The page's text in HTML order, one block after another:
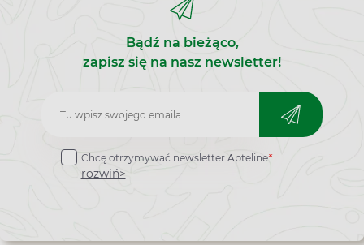
Bądź na bieżąco,
zapisz się na nasz newsletter!
Zapisz
do
newslettera
Chcę otrzymywać newsletter Apteline*
rozwiń>